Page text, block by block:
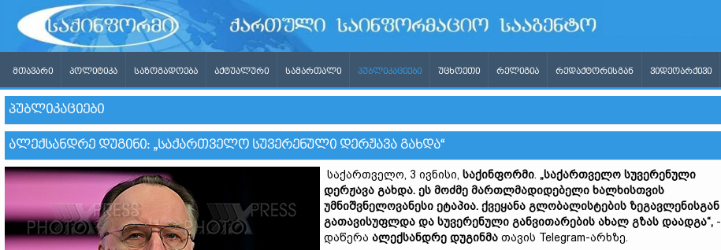
ᲛᲗᲐᲕᲐᲠᲘ ᲞᲝᲚᲘᲢᲘᲙᲐ ᲡᲐᲖᲝᲒᲐᲓᲝᲔᲑᲐ ᲐᲥᲢᲣᲐᲚᲣᲠᲘ ᲡᲐᲛᲐᲠᲗᲐᲚᲘ ᲞᲣᲑᲚᲘᲙᲐᲪᲘᲔᲑᲘ ᲣᲪᲮᲝᲔᲗᲘ ᲠᲔᲚᲘᲒᲘᲐ ᲠᲔᲓᲐᲥᲢᲝᲠᲘᲡᲒᲐᲜ ᲕᲘᲓᲔᲝᲐᲠᲥᲘᲕᲘ
ᲞᲣᲑᲚᲘᲙᲐᲪᲘᲔᲑᲘ
ᲐᲚᲔᲥᲡᲐᲜᲓᲠᲔ ᲓᲣᲒᲘᲜᲘ: „ᲡᲐᲥᲐᲠᲗᲕᲔᲚᲝ ᲡᲣᲕᲔᲠᲔᲜᲣᲚᲘ ᲓᲔᲠᲟᲐᲕᲐ ᲒᲐᲮᲓᲐ“
საქართველო, 3 ივნისი, საქინფორმი. „საქართველო სუვერენული
დერჟავა გახდა. ეს მოძმე მართლმადიდებელი ხალხისთვის
უმნიშვნელოვანესი ეტაპია. ქვეყანა გლობალისტების ზეგავლენისგან
გათავისუფლდა და სუვერენული განვითარების ახალ გზას დაადგა“, -
დაწერა ალექსანდრე დუგინმა თავის Telegram-არხზე.